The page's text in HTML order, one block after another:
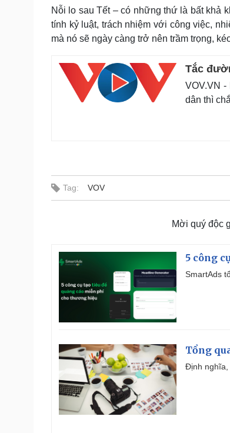
Nỗi lo sau Tết – có những thứ là bất khả
tính kỷ luật, trách nhiệm với công việc,
mà nó sẽ ngày càng trở nên trầm trọng,
Tắc
VOV.VN
dân thì
Tag: VOV
Mời quý độc
5 công
SmartAds
Tổng
Định nghĩa,